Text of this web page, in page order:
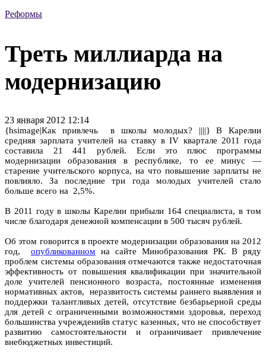
Реформы
Треть миллиарда на
модернизацию
23 января 2012 12:14
{hsimage|Как привлечь в школы молодых? ||||} В Карелии
средняя зарплата учителей на ставку в IV квартале 2011 года
составила 21 441 рублей. Если это плюс программы
модернизации образования в республике, то ее минус —
старение учительского корпуса, на что повышение зарплаты не
повлияло. За последние три года молодых учителей стало
больше всего на 2,5%.
В 2011 году в школы Карелии прибыли 164 специалиста, в том
числе благодаря денежной компенсации в 500 тысяч рублей.
Об этом говорится в проекте модернизации образования на 2012
год, опубликованном на сайте Минобразования РК. В ряду
проблем системы образования отмечаются также недостаточная
эффективность от повышения квалификации при значительной
доле учителей пенсионного возраста, постоянные изменения
нормативных актов, неразвитость системы раннего выявления и
поддержки талантливых детей, отсутствие безбарьерной среды
для детей с ограниченными возможностями здоровья, переход
большинства учрежденийв статус казенных, что не способствует
развитию самостоятельности и ограничивает привлечение
внебюджетных инвестиций.